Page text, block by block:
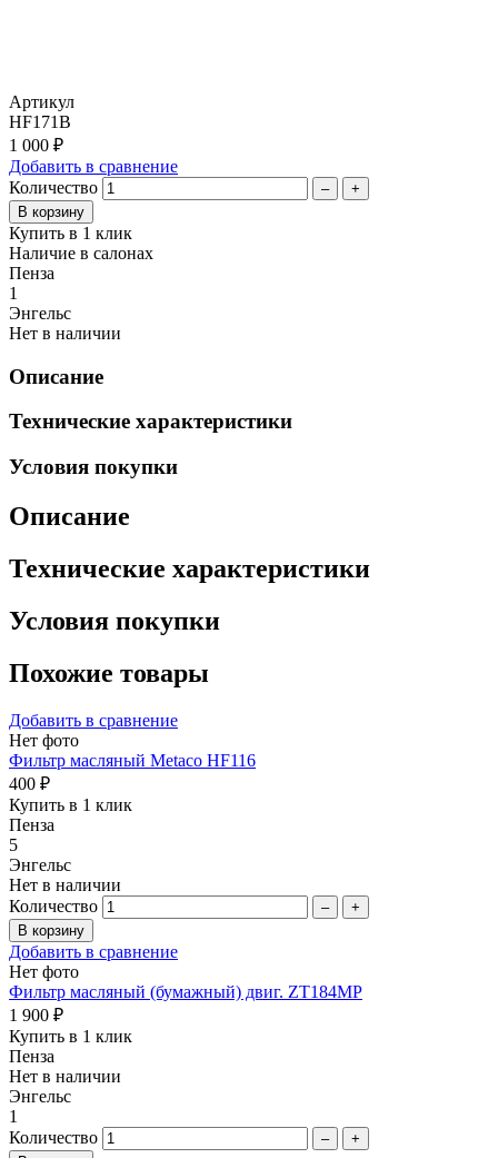
Артикул
HF171B
1 000 ₽
Добавить в сравнение
Количество
– +
Купить в 1 клик
Наличие в салонах
Пенза
1
Энгельс
Нет в наличии
Описание
Технические характеристики
Условия покупки
Описание
Технические характеристики
Условия покупки
Похожие товары
Добавить в сравнение
Нет фото
Фильтр масляный Metaco HF116
400 ₽
Купить в 1 клик
Пенза
5
Энгельс
Нет в наличии
Количество
– +
Добавить в сравнение
Нет фото
Фильтр масляный (бумажный) двиг. ZT184MP
1 900 ₽
Купить в 1 клик
Пенза
Нет в наличии
Энгельс
1
Количество
– +